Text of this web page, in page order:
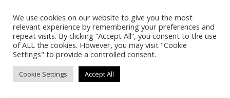
contentPasakon Puypong
(tonypuy)
เปิดพื้นที่การเรียนรู้และพร้อมแบ่งปันของผม
We use cookies on our website to give you the most
relevant experience by remembering your preferences and
repeat visits. By clicking “Accept All”, you consent to the use
of ALL the cookies. However, you may visit "Cookie
Settings" to provide a controlled consent.
Cookie Settings Accept All